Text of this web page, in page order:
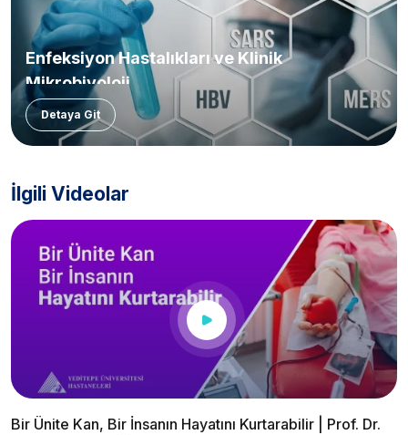
Enfeksiyon Hastalıkları ve Klinik
Mikrobiyoloji
Detaya Git
İlgili Videolar
Bir Ünite Kan, Bir İnsanın Hayatını Kurtarabilir | Prof. Dr.